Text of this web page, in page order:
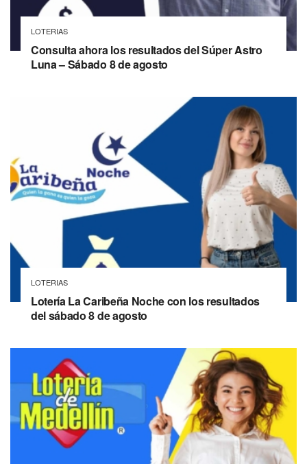
LOTERIAS
Consulta ahora los resultados del Súper Astro
Luna – Sábado 8 de agosto
LOTERIAS
Lotería La Caribeña Noche con los resultados
del sábado 8 de agosto